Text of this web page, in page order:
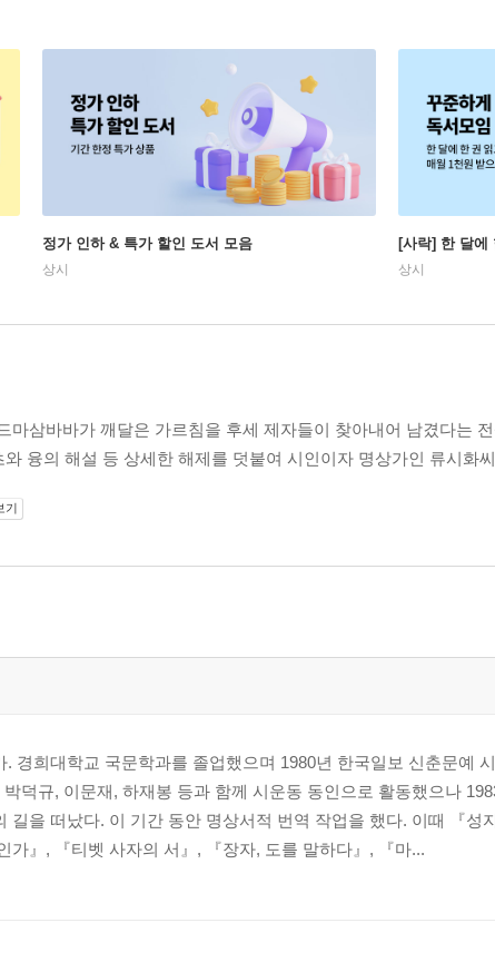
정가 인하 & 특가 할인 도서 모음
상시
[사락] 한 달에
상시
마삼바바가 깨달은 가르침을 후세 제자들이 찾아내어 남겼다는
융의 해설 등 상세한 해제를 덧붙여 시인이자 명상가인 류시화
. 경희대학교 국문학과를 졸업했으며 1980년 한국일보 신춘문예
덕규, 이문재, 하재봉 등과 함께 시운동 동인으로 활동했으나
길을 떠났다. 이 기간 동안 명상서적 번역 작업을 했다. 이때 『성
가』, 『티벳 사자의 서』, 『장자, 도를 말하다』, 『마...